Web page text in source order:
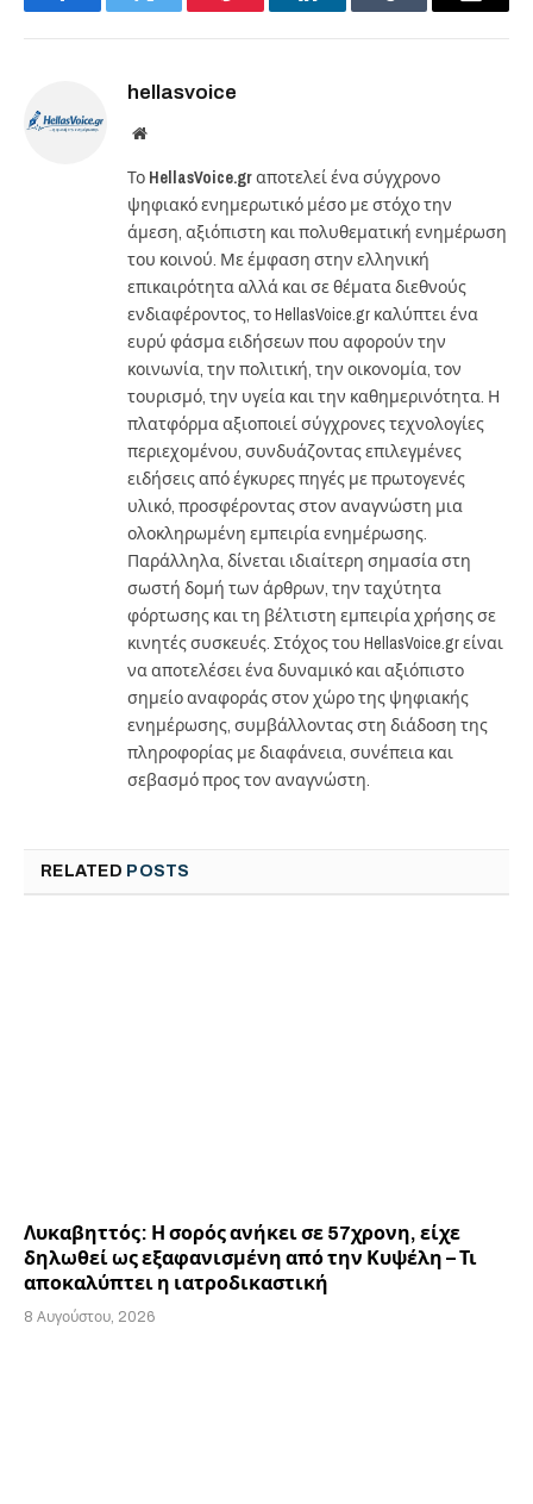
FacebookTwitter Pinterest LinkedInTumblr Email
hellasvoice
Website
Το HellasVoice.grαποτελεί ένα σύγχρονο
ψηφιακό ενημερωτικό μέσο με στόχο την
άμεση, αξιόπιστη και πολυθεματική ενημέρωση
του κοινού. Με έμφαση στην ελληνική
επικαιρότητα αλλά και σε θέματα διεθνούς
ενδιαφέροντος, το HellasVoice.gr καλύπτει ένα
ευρύ φάσμα ειδήσεων που αφορούν την
κοινωνία, την πολιτική, την οικονομία, τον
τουρισμό, την υγεία και την καθημερινότητα. Η
πλατφόρμα αξιοποιεί σύγχρονες τεχνολογίες
περιεχομένου, συνδυάζοντας επιλεγμένες
ειδήσεις από έγκυρες πηγές με πρωτογενές
υλικό, προσφέροντας στον αναγνώστη μια
ολοκληρωμένη εμπειρία ενημέρωσης.
Παράλληλα, δίνεται ιδιαίτερη σημασία στη
σωστή δομή των άρθρων, την ταχύτητα
φόρτωσης και τη βέλτιστη εμπειρία χρήσης σε
κινητές συσκευές. Στόχος του HellasVoice.gr είναι
να αποτελέσει ένα δυναμικό και αξιόπιστο
σημείο αναφοράς στον χώρο της ψηφιακής
ενημέρωσης, συμβάλλοντας στη διάδοση της
πληροφορίας με διαφάνεια, συνέπεια και
σεβασμό προς τον αναγνώστη.
RELATED POSTS
Λυκαβηττός: Η σορός ανήκει σε 57χρονη, είχε
δηλωθεί ως εξαφανισμένη από την Κυψέλη – Τι
αποκαλύπτει η ιατροδικαστική
8 Αυγούστου, 2026